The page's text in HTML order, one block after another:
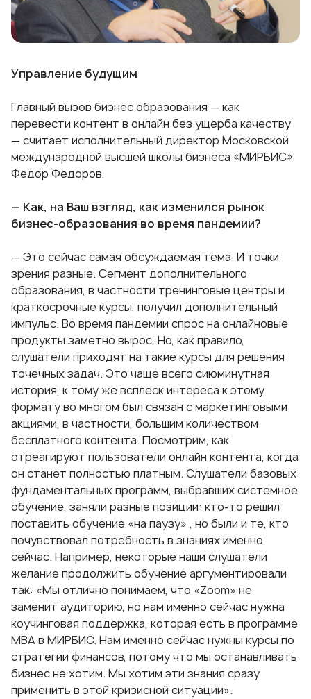
Управление будущим
Главный вызов бизнес образования — как
перевести контент в онлайн без ущерба качеству
— считает исполнительный директор Московской
международной высшей школы бизнеса «МИРБИС»
Федор Федоров.
— Как, на Ваш взгляд, как изменился рынок
бизнес-образования во время пандемии?
— Это сейчас самая обсуждаемая тема. И точки
зрения разные. Сегмент дополнительного
образования, в частности тренинговые центры и
краткосрочные курсы, получил дополнительный
импульс. Во время пандемии спрос на онлайновые
продукты заметно вырос. Но, как правило,
слушатели приходят на такие курсы для решения
точечных задач. Это чаще всего сиюминутная
история, к тому же всплеск интереса к этому
формату во многом был связан с маркетинговыми
акциями, в частности, большим количеством
бесплатного контента. Посмотрим, как
отреагируют пользователи онлайн контента, когда
он станет полностью платным. Слушатели базовых
фундаментальных программ, выбравших системное
обучение, заняли разные позиции: кто-то решил
поставить обучение «на паузу» , но были и те, кто
почувствовал потребность в знаниях именно
сейчас. Например, некоторые наши слушатели
желание продолжить обучение аргументировали
так: «Мы отлично понимаем, что «Zoom» не
заменит аудиторию, но нам именно сейчас нужна
коучинговая поддержка, которая есть в программе
МВА в МИРБИС. Нам именно сейчас нужны курсы по
стратегии финансов, потому что мы останавливать
бизнес не хотим. Мы хотим эти знания сразу
применить в этой кризисной ситуации».